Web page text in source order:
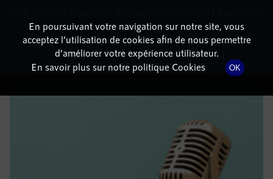
DÉTAILS DE L'ÉPISODE
27 décembre 2022à 4h59, durée : Invalid date
En poursuivant votre navigation sur notre site, vous
acceptez l’utilisation de cookies afin de nous permettre
d’améliorer votre expérience utilisateur.
En savoir plus sur notre politique Cookies
OK
dessous pour l'installer.
Non merci Télécharger l'application